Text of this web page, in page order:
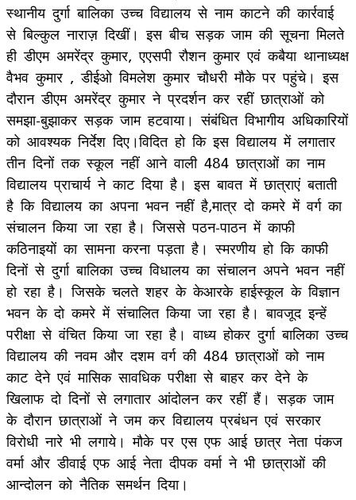
स्थानीय दुर्गा बालिका उच्च विद्यालय से नाम काटने की कार्रवाई
से बिल्कुल नाराज़ दिखीं। इस बीच सड़क जाम की सूचना मिलते
ही डीएम अमरेंद्र कुमार, एएसपी रौशन कुमार एवं कबैया थानाध्यक्ष
वैभव कुमार , डीईओ विमलेश कुमार चौधरी मौके पर पहुंचे। इस
दौरान डीएम अमरेंद्र कुमार ने प्रदर्शन कर रहीं छात्राओं को
समझा-बुझाकर सड़क जाम हटवाया। संबंधित विभागीय अधिकारियों
को आवश्यक निर्देश दिए।विदित हो कि इस विद्यालय में लगातार
तीन दिनों तक स्कूल नहीं आने वाली 484 छात्राओं का नाम
विद्यालय प्राचार्य ने काट दिया है। इस बावत में छात्राएं बताती
है कि विद्यालय का अपना भवन नहीं है,मात्र दो कमरे में वर्ग का
संचालन किया जा रहा है। जिससे पठन-पाठन में काफी
कठिनाइयों का सामना करना पड़ता है। स्मरणीय हो कि काफी
दिनों से दुर्गा बालिका उच्च विधालय का संचालन अपने भवन नहीं
हो रहा है। जिसके चलते शहर के केआरके हाईस्कूल के विज्ञान
भवन के दो कमरे में संचालित किया जा रहा है। बावजूद इन्हें
परीक्षा से वंचित किया जा रहा है। वाध्य होकर दुर्गा बालिका उच्च
विद्यालय की नवम और दशम वर्ग की 484 छात्राओं को नाम
काट देने एवं मासिक सावधिक परीक्षा से बाहर कर देने के
खिलाफ दो दिनों से लगातार आंदोलन कर रहीं हैं। सड़क जाम
के दौरान छात्राओं ने जम कर विद्यालय प्रबंधन एवं सरकार
विरोधी नारे भी लगाये। मौके पर एस एफ आई छात्र नेता पंकज
वर्मा और डीवाई एफ आई नेता दीपक वर्मा ने भी छात्राओं की
आन्दोलन को नैतिक समर्थन दिया।